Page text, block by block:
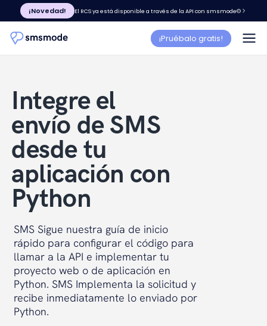
¡Novedad! El RCS ya está disponible a través de la API con smsmode©
¡Pruébalo gratis!
Integre el
envío de SMS
desde tu
aplicación con
Python
SMS Sigue nuestra guía de inicio
rápido para configurar el código para
llamar a la API e implementar tu
proyecto web o de aplicación en
Python. SMS Implementa la solicitud y
recibe inmediatamente lo enviado por
Python.